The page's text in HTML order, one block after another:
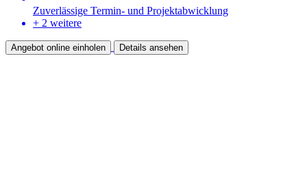
Zuverlässige Termin- und Projektabwicklung
+ 2 weitere
Angebot online einholen Details ansehen